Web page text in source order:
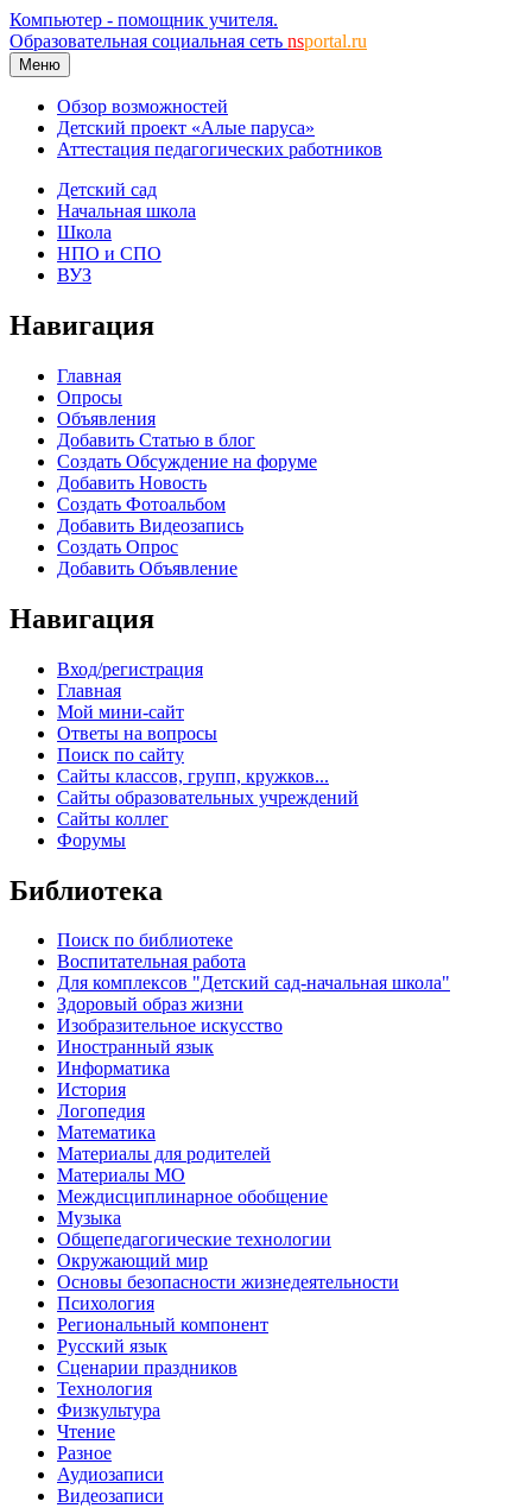
Компьютер - помощник учителя.
Образовательная социальная сеть nsportal.ru
Меню
Обзор возможностей
Детский проект «Алые паруса»
Аттестация педагогических работников
Детский сад
Начальная школа
Школа
НПО и СПО
ВУЗ
Навигация
Главная
Опросы
Объявления
Добавить Статью в блог
Создать Обсуждение на форуме
Добавить Новость
Создать Фотоальбом
Добавить Видеозапись
Создать Опрос
Добавить Объявление
Навигация
Вход/регистрация
Главная
Мой мини-сайт
Ответы на вопросы
Поиск по сайту
Сайты классов, групп, кружков...
Сайты образовательных учреждений
Сайты коллег
Форумы
Библиотека
Поиск по библиотеке
Воспитательная работа
Для комплексов "Детский сад-начальная школа"
Здоровый образ жизни
Изобразительное искусство
Иностранный язык
Информатика
История
Логопедия
Математика
Материалы для родителей
Материалы МО
Междисциплинарное обобщение
Музыка
Общепедагогические технологии
Окружающий мир
Основы безопасности жизнедеятельности
Психология
Региональный компонент
Русский язык
Сценарии праздников
Технология
Физкультура
Чтение
Разное
Аудиозаписи
Видеозаписи